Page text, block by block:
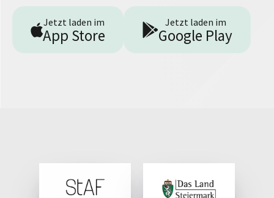
Jetzt laden im
App Store
Jetzt laden im
Google Play